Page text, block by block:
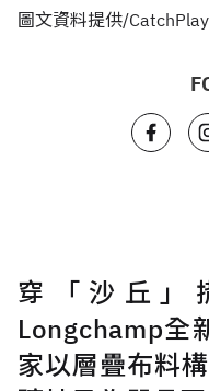
圖文資料提供/CatchPlay
穿「沙丘」
Longchamp全
家以層疊布料